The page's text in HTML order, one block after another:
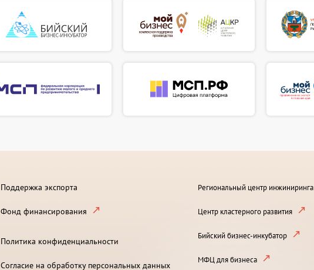
Поддержка экспорта
Фонд финансирования
Политика конфиденциальности
Согласие на обработку персональных данных
Региональный центр инжиниринга
Центр кластерного развития
Бийский бизнес-инкубатор
МФЦ для бизнеса